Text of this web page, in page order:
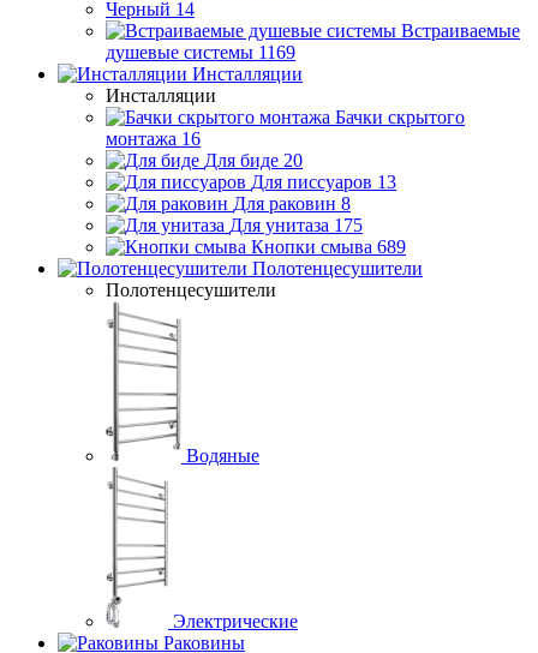
Черный 14
Встраиваемые
душевые системы 1169
Инсталляции
Инсталляции
Бачки скрытого
монтажа 16
Для биде 20
Для писсуаров 13
Для раковин 8
Для унитаза 175
Кнопки смыва 689
Полотенцесушители
Полотенцесушители
Водяные
Электрические
Раковины